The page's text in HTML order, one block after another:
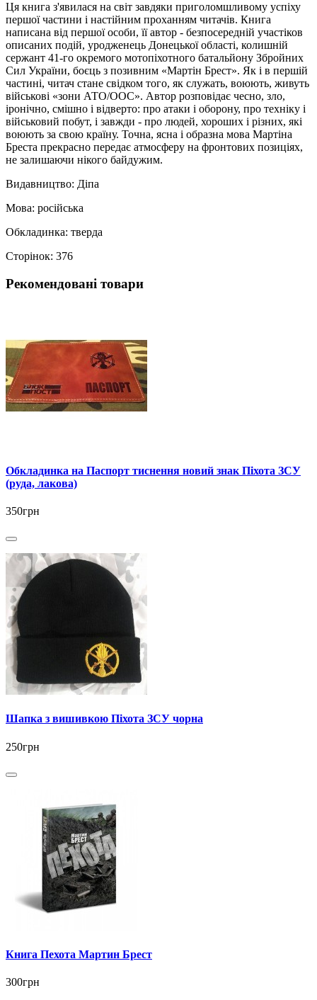
Ця книга з'явилася на світ завдяки приголомшливому успіху
першої частини і настійним проханням читачів. Книга
написана від першої особи, її автор - безпосередній участіков
описаних подій, уродженець Донецької області, колишній
сержант 41-го окремого мотопіхотного батальйону Збройних
Сил України, боєць з позивним «Мартін Брест». Як і в першій
частині, читач стане свідком того, як служать, воюють, живуть
військові «зони АТО/ООС». Автор розповідає чесно, зло,
іронічно, смішно і відверто: про атаки і оборону, про техніку і
військовий побут, і завжди - про людей, хороших і різних, які
воюють за свою країну. Точна, ясна і образна мова Мартіна
Бреста прекрасно передає атмосферу на фронтових позиціях,
не залишаючи нікого байдужим.
Видавництво: Діпа
Мова: російська
Обкладинка: тверда
Сторінок: 376
Рекомендовані товари
Обкладинка на Паспорт тиснення новий знак Піхота ЗСУ
(руда, лакова)
350грн
Шапка з вишивкою Піхота ЗСУ чорна
250грн
Книга Пехота Мартин Брест
300грн